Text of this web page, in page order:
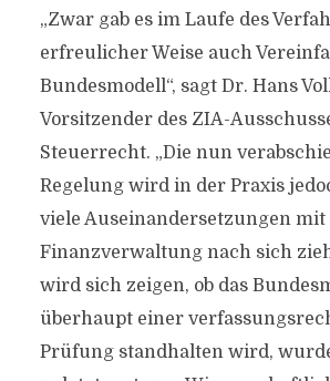
„Zwar gab es im Laufe des
erfreulicher Weise auch
Bundesmodell“, sagt Dr. Hans
Vorsitzender des ZIA-
Steuerrecht. „Die nun
Regelung wird in der Praxis
viele Auseinandersetzungen mit
Finanzverwaltung nach sich
wird sich zeigen, ob das
überhaupt einer
Prüfung standhalten wird,